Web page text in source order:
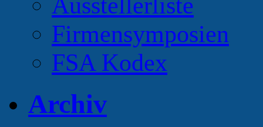
Firmensymposien
FSA Kodex
Archiv